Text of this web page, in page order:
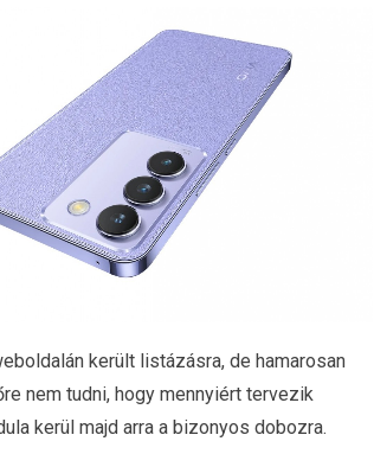
került listázásra, de hamarosan
nem tudni, hogy mennyiért tervezik
kerül majd arra a bizonyos dobozra.